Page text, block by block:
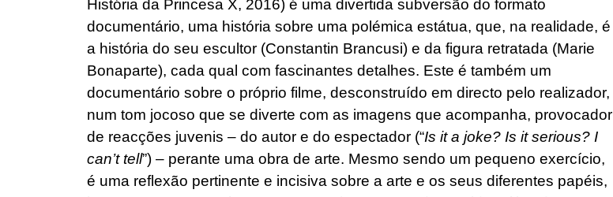
História da Princesa X, 2016) é uma divertida subversão do formato
documentário, uma história sobre uma polémica estátua, que, na realidade, é
a história do seu escultor (Constantin Brancusi) e da figura retratada (Marie
Bonaparte), cada qual com fascinantes detalhes. Este é também um
documentário sobre o próprio filme, desconstruído em directo pelo realizador,
num tom jocoso que se diverte com as imagens que acompanha, provocador
de reacções juvenis – do autor e do espectador (“Is it a joke? Is it serious? I
can’t tell”) – perante uma obra de arte. Mesmo sendo um pequeno exercício,
é uma reflexão pertinente e incisiva sobre a arte e os seus diferentes papéis,